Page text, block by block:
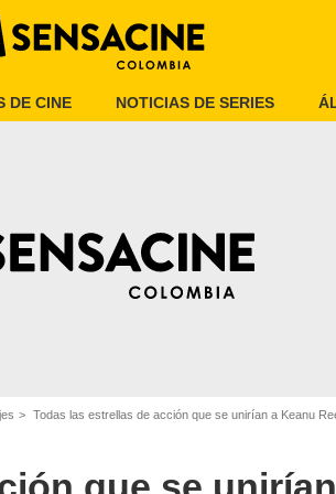
DE CINE NOTICIAS DE SERIES
Todas las estrellas de acción que se unirían a Keanu